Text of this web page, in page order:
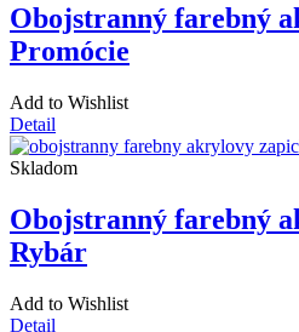
Obojstranný farebný
Promócie
Add to Wishlist
Detail
Skladom
Obojstranný farebný
Rybár
Add to Wishlist
Detail